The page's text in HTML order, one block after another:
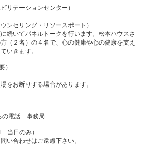
リテーションセンター）
ンセリング・リソースポート）
いてパネルトークを行います。松本ハウスさ
（２名）の４名で、心の健康や心の健康を支え
いきます。
）
お断りする場合があります。
の電話 事務局
日のみ）
合わせはご遠慮下さい。